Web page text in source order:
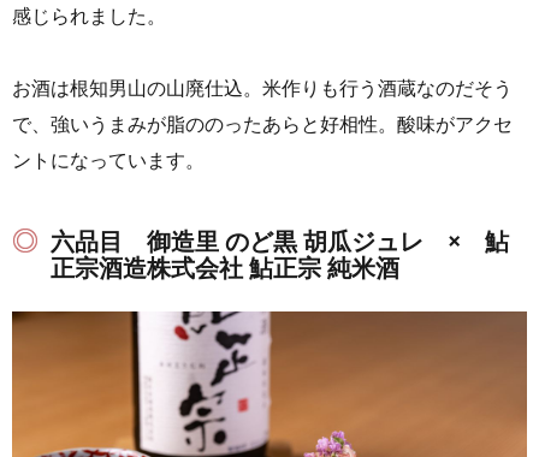
感じられました。
お酒は根知男山の山廃仕込。米作りも行う酒蔵なのだそう
で、強いうまみが脂ののったあらと好相性。酸味がアクセ
ントになっています。
六品目 御造里 のど黒 胡瓜ジュレ × 鮎
正宗酒造株式会社 鮎正宗 純米酒